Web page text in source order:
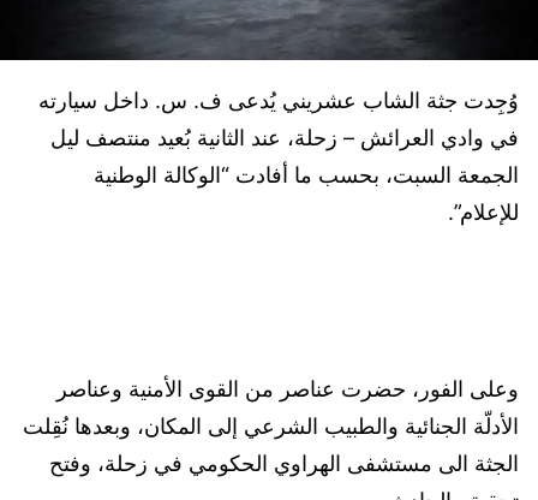
وُجِدت جثة الشاب عشريني يُدعى ف. س. داخل سيارته
في وادي العرائش – زحلة، عند الثانية بُعيد منتصف ليل
الجمعة السبت، بحسب ما أفادت “الوكالة الوطنية
للإعلام”.
وعلى الفور، حضرت عناصر من القوى الأمنية وعناصر
الأدلّة الجنائية والطبيب الشرعي إلى المكان، وبعدها نُقِلت
الجثة الى مستشفى الهراوي الحكومي في زحلة، وفتح